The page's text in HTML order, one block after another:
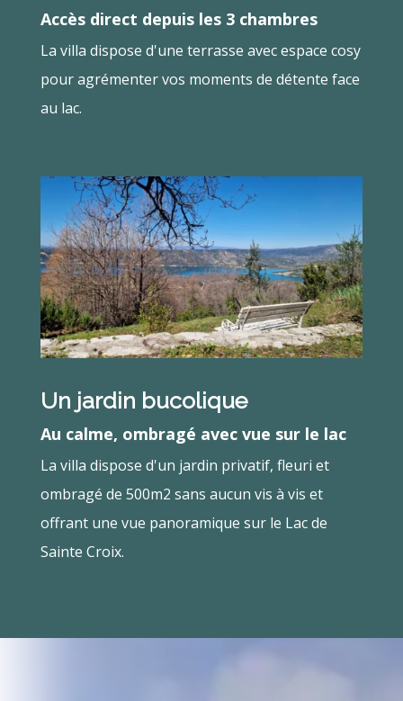
Accès direct depuis les 3 chambres
La villa dispose d'une terrasse avec espace cosy
pour agrémenter vos moments de détente face
au lac.
Un jardin bucolique
Au calme, ombragé avec vue sur le lac
La villa dispose d'un jardin privatif, fleuri et
ombragé de 500m2 sans aucun vis à vis et
offrant une vue panoramique sur le Lac de
Sainte Croix.